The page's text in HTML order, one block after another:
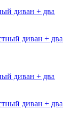
диван + два
диван + два